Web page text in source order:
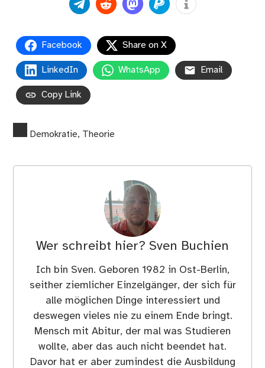
Facebook Share on X
LinkedIn WhatsApp Email
Copy Link
Demokratie, Theorie
Wer schreibt hier? Sven Buchien
Ich bin Sven. Geboren 1982 in Ost-Berlin,
seither ziemlicher Einzelgänger, der sich für
alle möglichen Dinge interessiert und
deswegen vieles nie zu einem Ende bringt.
Mensch mit Abitur, der mal was Studieren
wollte, aber das auch nicht beendet hat.
Davor hat er aber zumindest die Ausbildung